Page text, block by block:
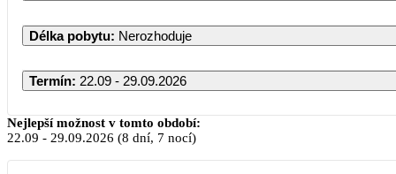
Délka pobytu: Nerozhoduje
Termín: 22.09 - 29.09.2026
Nejlepší možnost v tomto období:
22.09 - 29.09.2026 (8 dní, 7 nocí)